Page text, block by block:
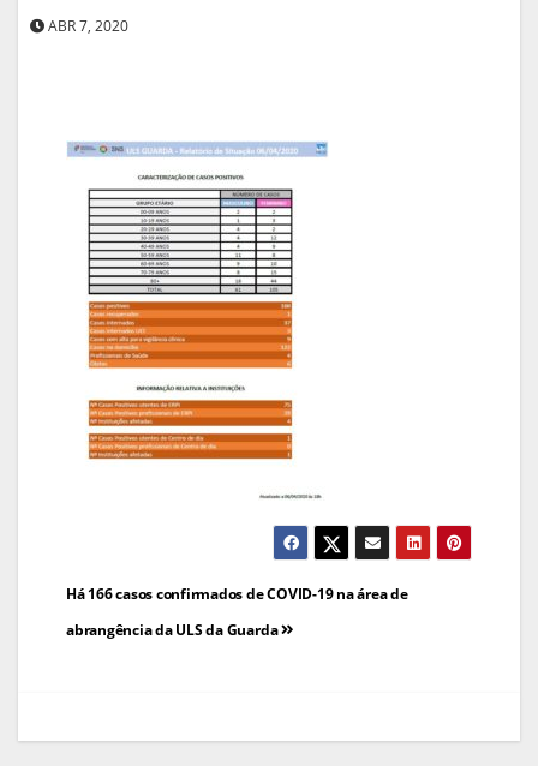
ABR 7, 2020
Navegação
de
Há 166 casos confirmados de COVID-19 na área de
abrangência da ULS da Guarda